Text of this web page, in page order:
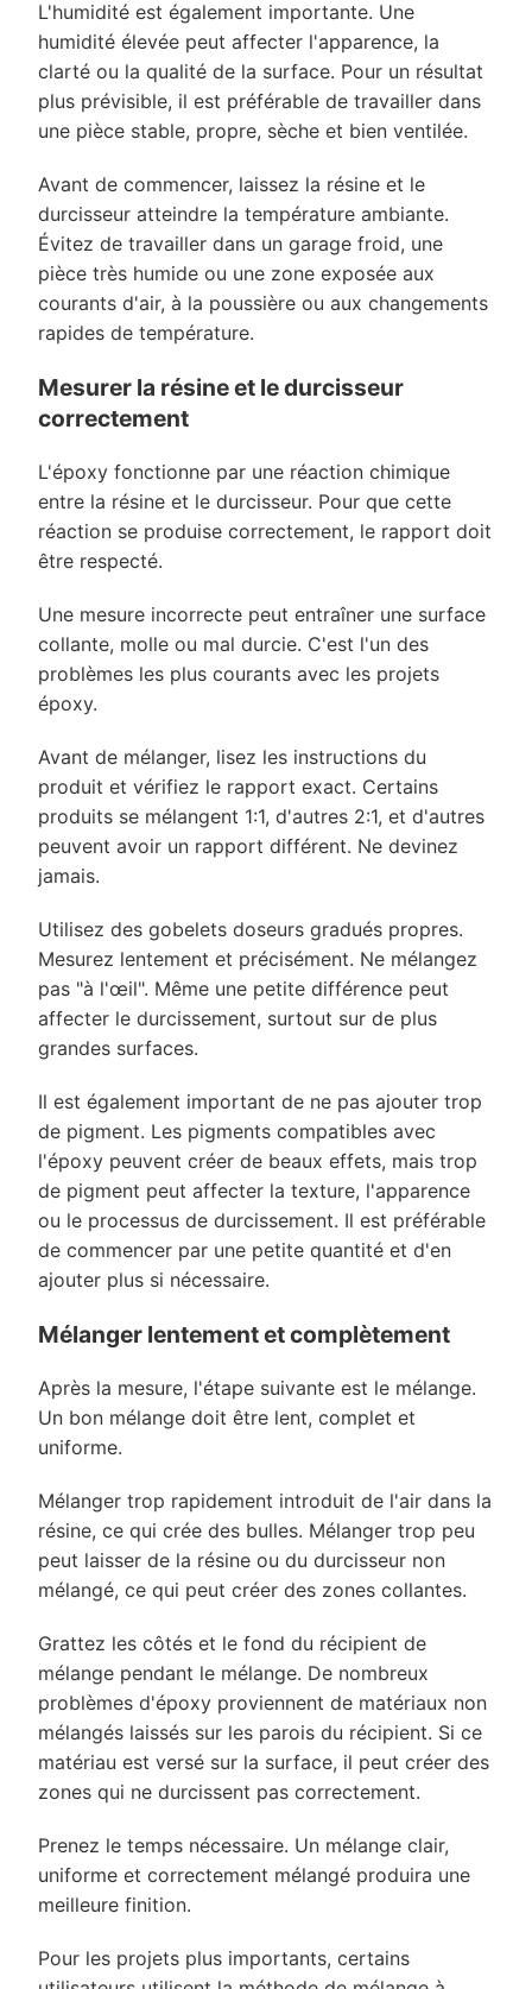
L'humidité est également importante. Une
humidité élevée peut affecter l'apparence, la
clarté ou la qualité de la surface. Pour un résultat
plus prévisible, il est préférable de travailler dans
une pièce stable, propre, sèche et bien ventilée.
Avant de commencer, laissez la résine et le
durcisseur atteindre la température ambiante.
Évitez de travailler dans un garage froid, une
pièce très humide ou une zone exposée aux
courants d'air, à la poussière ou aux changements
rapides de température.
Mesurer la résine et le durcisseur
correctement
L'époxy fonctionne par une réaction chimique
entre la résine et le durcisseur. Pour que cette
réaction se produise correctement, le rapport doit
être respecté.
Une mesure incorrecte peut entraîner une surface
collante, molle ou mal durcie. C'est l'un des
problèmes les plus courants avec les projets
époxy.
Avant de mélanger, lisez les instructions du
produit et vérifiez le rapport exact. Certains
produits se mélangent 1:1, d'autres 2:1, et d'autres
peuvent avoir un rapport différent. Ne devinez
jamais.
Utilisez des gobelets doseurs gradués propres.
Mesurez lentement et précisément. Ne mélangez
pas "à l'œil". Même une petite différence peut
affecter le durcissement, surtout sur de plus
grandes surfaces.
Il est également important de ne pas ajouter trop
de pigment. Les pigments compatibles avec
l'époxy peuvent créer de beaux effets, mais trop
de pigment peut affecter la texture, l'apparence
ou le processus de durcissement. Il est préférable
de commencer par une petite quantité et d'en
ajouter plus si nécessaire.
Mélanger lentement et complètement
Après la mesure, l'étape suivante est le mélange.
Un bon mélange doit être lent, complet et
uniforme.
Mélanger trop rapidement introduit de l'air dans la
résine, ce qui crée des bulles. Mélanger trop peu
peut laisser de la résine ou du durcisseur non
mélangé, ce qui peut créer des zones collantes.
Grattez les côtés et le fond du récipient de
mélange pendant le mélange. De nombreux
problèmes d'époxy proviennent de matériaux non
mélangés laissés sur les parois du récipient. Si ce
matériau est versé sur la surface, il peut créer des
zones qui ne durcissent pas correctement.
Prenez le temps nécessaire. Un mélange clair,
uniforme et correctement mélangé produira une
meilleure finition.
Pour les projets plus importants, certains